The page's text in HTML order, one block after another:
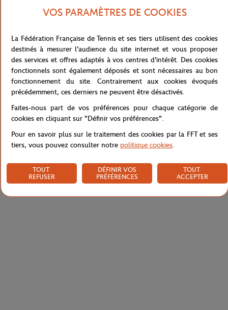
Description détaillée
description-fr_FR
Référence : SH6616-70V
Caractéristiques
Livraison et retours
VOS PARAMÈTRES DE COOKIES
La Fédération Française de Tennis et ses tiers utilisent des cookies
destinés à mesurer l'audience du site internet et vous proposer
des services et offres adaptés à vos centres d'intérêt. Des cookies
fonctionnels sont également déposés et sont nécessaires au bon
fonctionnement du site. Contrairement aux cookies évoqués
précédemment, ces derniers ne peuvent être désactivés.
Faites-nous part de vos préférences pour chaque catégorie de
cookies en cliquant sur "Définir vos préférences".
Pour en savoir plus sur le traitement des cookies par la FFT et ses
tiers, vous pouvez consulter notre politique cookies.
TOUT
REFUSER
DÉFINIR VOS
PRÉFÉRENCES
TOUT
ACCEPTER